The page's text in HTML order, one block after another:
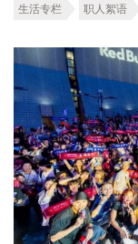
生活专栏 职人絮语